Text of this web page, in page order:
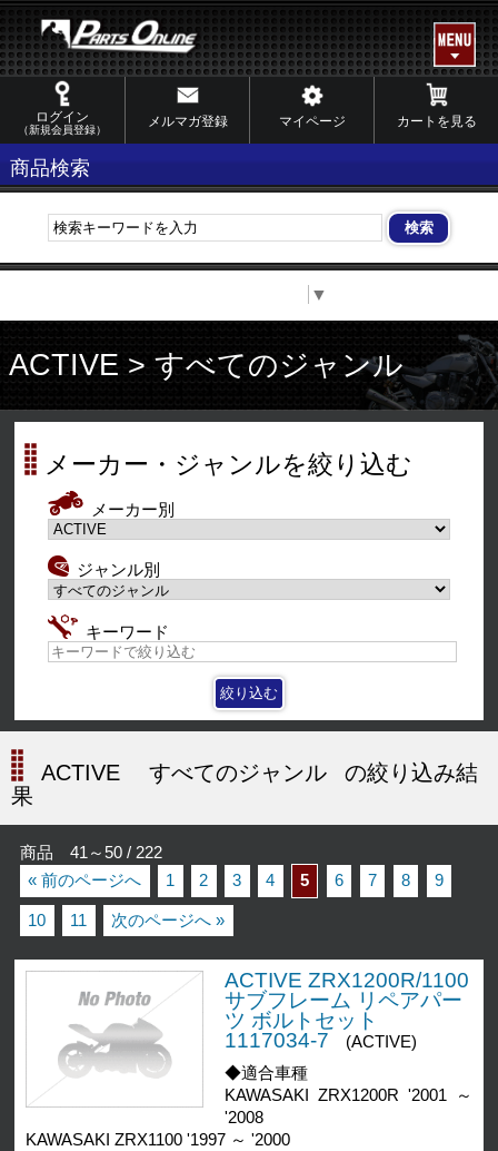
ログイン
（新規会員登録）
メルマガ登録 マイページ カートを見る
商品検索
▼
ACTIVE > すべてのジャンル
メーカー・ジャンルを絞り込む
メーカー別
ジャンル別
キーワード
ACTIVE すべてのジャンル
の絞り込み結
果
商品 41～50 / 222
« 前のページへ
1 2 3 4 5 6 7 8 9
10 11 次のページへ »
ACTIVE ZRX1200R/1100
サブフレーム リペアパー
ツ ボルトセット
1117034-7
(ACTIVE)
◆適合車種
KAWASAKI ZRX1200R '2001 ～
'2008
KAWASAKI ZRX1100 '1997 ～ '2000